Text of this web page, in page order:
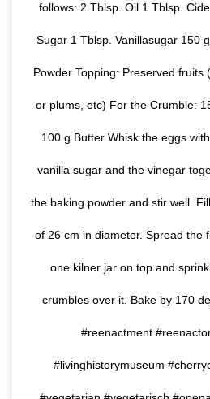
follows: 2 Tblsp. Oil 1 Tblsp.
Sugar 1 Tblsp. Vanillasugar 150
Powder Topping: Preserved fruits
or plums, etc) For the Crumble:
100 g Butter Whisk the eggs
vanilla sugar and the vinegar
the baking powder and stir well.
of 26 cm in diameter. Spread the
one kilner jar on top and
crumbles over it. Bake by 170
#reenactment
#livinghistorymuseum